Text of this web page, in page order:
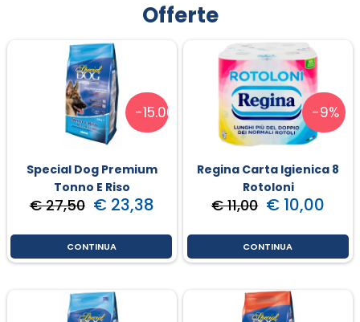
Offerte
-15.00%
Special Dog Premium
Tonno E Riso
€ 27,50 € 23,38
CONTINUA
-9%
Regina Carta Igienica 8
Rotoloni
€ 11,00 € 10,00
CONTINUA